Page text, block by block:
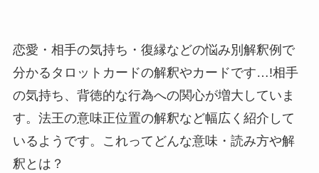
恋愛・相手の気持ち・復縁などの悩み別解釈例で
分かるタロットカードの解釈やカードです…!相手
の気持ち、背徳的な行為への関心が増大していま
す。法王の意味正位置の解釈など幅広く紹介して
いるようです。これってどんな意味・読み方や解
釈とは？